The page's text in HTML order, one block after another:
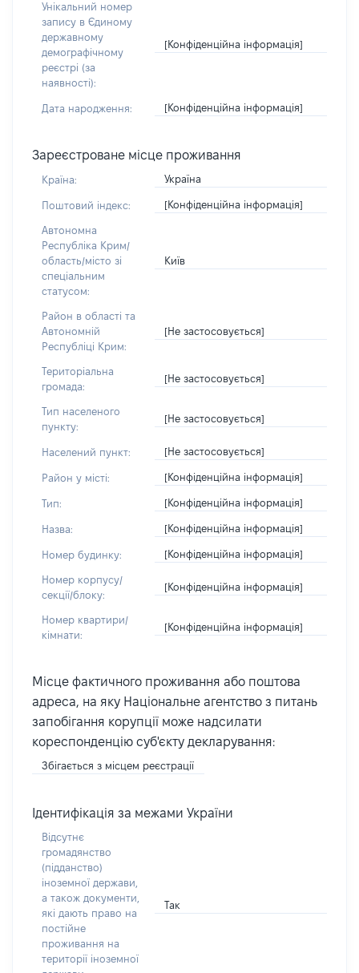
Унікальний номер
запису в Єдиному
державному
демографічному
реєстрі (за
наявності):
[Конфіденційна інформація]
Дата народження: [Конфіденційна інформація]
Зареєстроване місце проживання
Країна: Україна
Поштовий індекс: [Конфіденційна інформація]
Автономна
Республіка Крим/
область/місто зі
спеціальним
статусом:
Київ
Район в області та
Автономній
Республіці Крим:
[Не застосовується]
Територіальна
громада:
[Не застосовується]
Тип населеного
пункту:
[Не застосовується]
Населений пункт: [Не застосовується]
Район у місті: [Конфіденційна інформація]
Тип: [Конфіденційна інформація]
Назва: [Конфіденційна інформація]
Номер будинку: [Конфіденційна інформація]
Номер корпусу/
секції/блоку:
[Конфіденційна інформація]
Номер квартири/
кімнати:
[Конфіденційна інформація]
Місце фактичного проживання або поштова
адреса, на яку Національне агентство з питань
запобігання корупції може надсилати
кореспонденцію суб'єкту декларування:
Збігається з місцем реєстрації
Ідентифікація за межами України
Відсутнє
громадянство
(підданство)
іноземної держави,
а також документи,
які дають право на
постійне
проживання на
території іноземної
Так